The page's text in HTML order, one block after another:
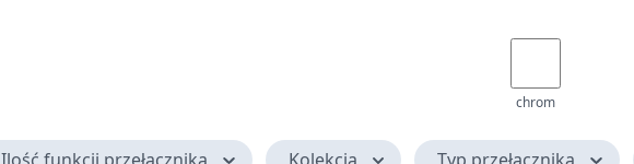
chrom
Ilość funkcji przełącznika Kolekcja Typ przełącznika